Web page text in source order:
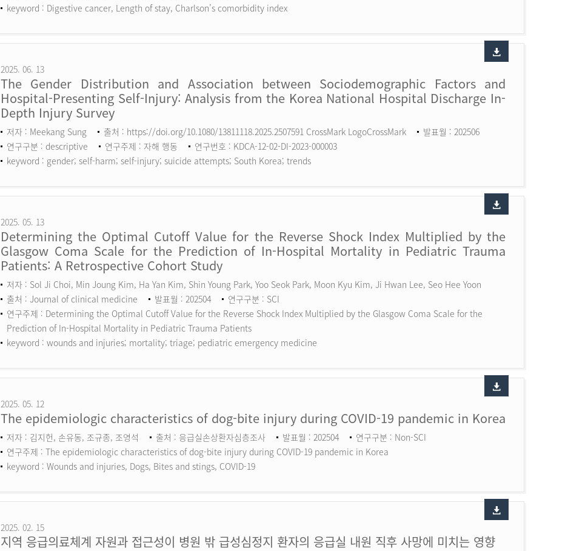
keyword : Digestive cancer, Length of stay, Charlson’s comorbidity index
2025. 06. 13
The Gender Distribution and Association between Sociodemographic Factors and
Hospital-Presenting Self-Injury: Analysis from the Korea National Hospital Discharge In-
Depth Injury Survey
저자 : Meekang Sung 출처 : https://doi.org/10.1080/13811118.2025.2507591 CrossMark LogoCrossMark
발표월 : 202506
연구구분 : descriptive
연구주제 : 자해 행동
연구번호 : KDCA-12-02-DI-2023-000003
keyword : gender; self-harm; self-injury; suicide attempts; South Korea; trends
2025. 05. 13
Determining the Optimal Cutoff Value for the Reverse Shock Index Multiplied by the
Glasgow Coma Scale for the Prediction of In-Hospital Mortality in Pediatric Trauma
Patients: A Retrospective Cohort Study
저자 : Sol Ji Choi, Min Joung Kim, Ha Yan Kim, Shin Young Park, Yoo Seok Park, Moon Kyu Kim, Ji Hwan Lee, Seo Hee Yoon
출처 : Journal of clinical medicine
발표월 : 202504
연구구분 : SCI
연구주제 : Determining the Optimal Cutoff Value for the Reverse Shock Index Multiplied by the Glasgow Coma Scale for the
Prediction of In-Hospital Mortality in Pediatric Trauma Patients
keyword : wounds and injuries; mortality; triage; pediatric emergency medicine
2025. 05. 12
The epidemiologic characteristics of dog-bite injury during COVID-19 pandemic in Korea
저자 : 김지헌, 손유동, 조규종, 조영석 출처 : 응급실손상환자심층조사 발표월 : 202504
연구구분 : Non-SCI
연구주제 : The epidemiologic characteristics of dog-bite injury during COVID-19 pandemic in Korea
keyword : Wounds and injuries, Dogs, Bites and stings, COVID-19
2025. 02. 15
지역 응급의료체계 자원과 접근성이 병원 밖 급성심정지 환자의 응급실 내원 직후 사망에 미치는 영향